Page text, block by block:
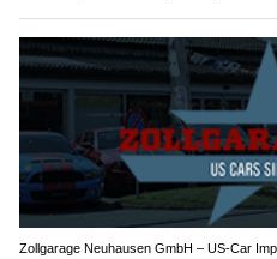
Zollgarage Neuhausen GmbH – US-Car